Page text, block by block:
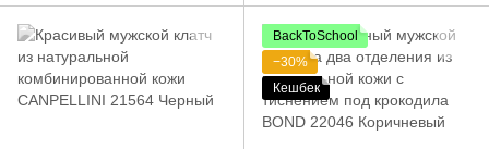
BackToSchool
−30%
Кешбек